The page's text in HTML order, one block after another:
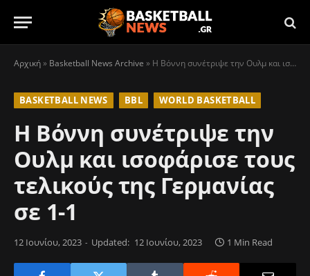
Αρχική» Basketball News Archive » Η Βόννη συνέτριψε την Ουλμ και ισοφάρισε τους τελικούς της Γερμανίας σε 1-1
BASKETBALL NEWS BBL WORLD BASKETBALL
Η Βόννη συνέτριψε την
Ουλμ και ισοφάρισε τους
τελικούς της Γερμανίας
σε 1-1
12 Ιουνίου, 2023 Updated: 12 Ιουνίου, 2023 1 Min Read